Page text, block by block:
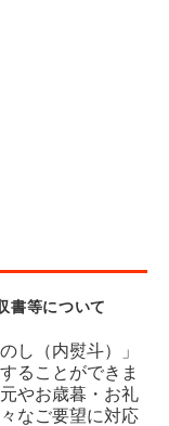
書等について
し（内熨斗）」
ることができま
やお歳暮・お礼
なご要望に対応